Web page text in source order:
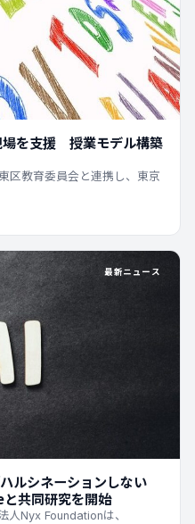
を支援 授業モデル構築
区教育委員会と連携し、東京
最新ニュース
ルシネーションしない
共同研究を開始
Nyx Foundationは、